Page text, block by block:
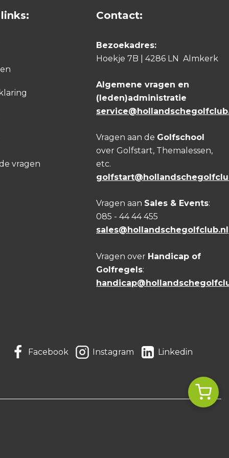
Voor mij draait een golfles
van het waarom achter elke
gaan spelen, maar ook echt
doet.
een golfer met meer kennis en
Iedere golfer leert op zijn eigen
persoon, zijn of haar leerstijl en
wil bereiken en stem mijn
een positieve mindset
Ik weet hoe ik een boodschap op
niet alleen horen wat ze moeten
uitdagende sport, misschien wel
doorzettingsvermogen en een
graag mee.
voor de gemiddelde golfer.
vragen
Contact:
Bezoekadres:
Hoekje 7B | 4286 LN Almkerk
Algemene vragen en
(leden)administratie
Vragen aan de Golfschool
over Golfstart, Themalessen,
etc.
Vragen aan Sales & Events:
085 - 44 44 455
sales@hollandschegolfclub.nl
Vragen over Handicap of
Golfregels:
Facebook Instagram Linkedin